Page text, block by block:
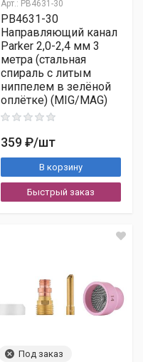
данных в
персональных
обработки
оплаты
расчёту
Арт.: PB4631-30
PB4631-30
Направляющий канал
Parker 2,0-2,4 мм 3
метра (стальная
спираль с литым
ниппелем в зелёной
оплётке) (MIG/MAG)
359 ₽/шт
В корзину
Быстрый заказ
Под заказ